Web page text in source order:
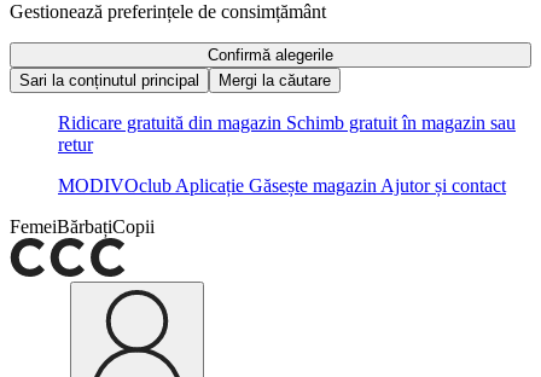
Gestionează preferințele de consimțământ
Confirmă alegerile
Sari la conținutul principal
Mergi la căutare
Ridicare gratuită din magazin Schimb gratuit în magazin sau
retur
MODIVOclub Aplicație Găsește magazin Ajutor și contact
FemeiBărbațiCopii